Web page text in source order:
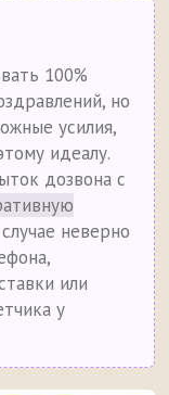
100%
но
усилия,
идеалу.
дозвона с
неверно
или
у